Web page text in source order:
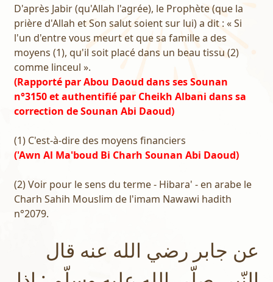
D'après Jabir (qu'Allah l'agrée), le Prophète (que la
prière d'Allah et Son salut soient sur lui) a dit : « Si
l'un d'entre vous meurt et que sa famille a des
moyens (1), qu'il soit placé dans un beau tissu (2)
comme linceul ».
(Rapporté par Abou Daoud dans ses Sounan
n°3150 et authentifié par Cheikh Albani dans sa
correction de Sounan Abi Daoud)
(1) C'est-à-dire des moyens financiers
('Awn Al Ma'boud Bi Charh Sounan Abi Daoud)
(2) Voir pour le sens du terme - Hibara' - en arabe le
Charh Sahih Mouslim de l'imam Nawawi hadith
n°2079.
عن جابر رضي الله عنه قال